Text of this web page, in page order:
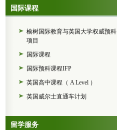
国际课程
榆树国际教育与英国大学权威预科
项目
国际课程
国际预科课程IFP
英国高中课程（ A Level ）
英国威尔士直通车计划
留学服务